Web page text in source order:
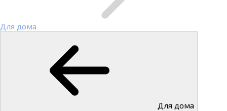
Для дома
Для дома